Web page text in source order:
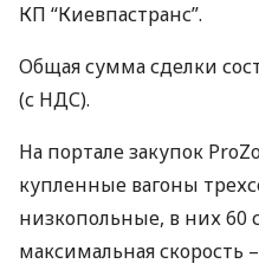
КП “Киевпастранс”.
Общая сумма сделки
(с НДС).
На портале закупок
купленные вагоны
низкопольные, в них 60
максимальная скорость